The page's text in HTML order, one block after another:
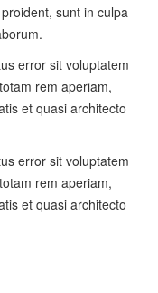
sunt in culpa
error sit voluptatem
rem aperiam,
et quasi architecto
error sit voluptatem
rem aperiam,
et quasi architecto